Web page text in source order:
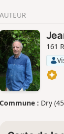
AUTEUR
161
Commune : Dry